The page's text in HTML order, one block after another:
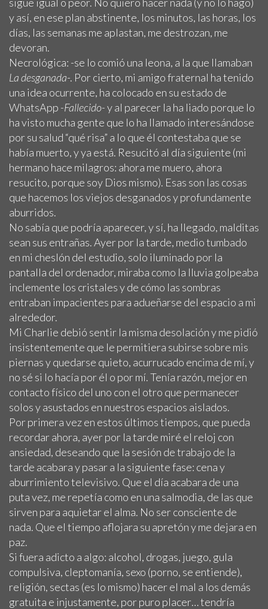
y así, en ese plan abstinente, los minutos, las horas, los
días, las semanas me aplastan, me destrozan, me
devoran.
Necrológica: -se lo comió una leona, a la que llamaban
La desganada-. Por cierto, mi amigo fraternal ha tenido
una idea ocurrente, ha colocado en su estado de
WhatsApp -Fallecido-y al parecer la ha liado porque lo
ha visto mucha gente que lo ha llamado interesándose
por su salud “qué risa” a lo que él contestaba que se
había muerto, y ya está. Resucitó al día siguiente (mi
hermano hace milagros: ahora me muero, ahora
resucito, porque soy Dios mismo). Esas son las cosas
que hacemos los viejos desganados y profundamente
aburridos.
No sabía que podría aparecer, y sí, ha llegado, malditas
sean sus entrañas. Ayer por la tarde, medio tumbado
en mi cheslón del estudio, solo iluminado por la
pantalla del ordenador, miraba como la lluvia golpeaba
inclemente los cristales y de cómo las sombras
entraban impacientes para adueñarse del espacio a mi
alrededor.
Mi Charlie debió sentir la misma desolación y me pidió
insistentemente que le permitiera subirse sobre mis
piernas y quedarse quieto, acurrucado encima de mí, y
no sé si lo hacía por él o por mí. Tenía razón, mejor en
contacto físico del uno con el otro que permanecer
solos y asustados en nuestros espacios aislados.
Por primera vez en estos últimos tiempos, que pueda
recordar ahora, ayer por la tarde miré el reloj con
ansiedad, deseando que la sesión de trabajo de la
tarde acabara y pasar a la siguiente fase: cena y
aburrimiento televisivo. Que el día acabara de una
puta vez, me repetía como en una salmodia, de las que
sirven para aquietar el alma. No ser consciente de
nada. Que el tiempo aflojara su apretón y me dejara en
paz.
Si fuera adicto a algo: alcohol, drogas, juego, gula
compulsiva, cleptomanía, sexo (porno, se entiende),
religión, sectas (es lo mismo) hacer el mal a los demás
gratuita e injustamente, por puro placer… tendría